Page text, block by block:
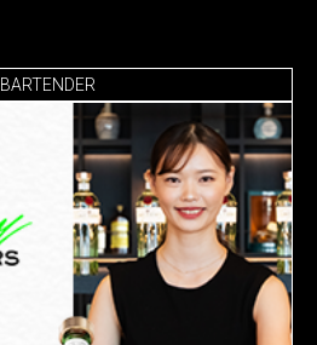
BARTENDER